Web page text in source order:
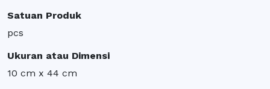
Satuan Produk
pcs
Ukuran atau Dimensi
10 cm x 44 cm